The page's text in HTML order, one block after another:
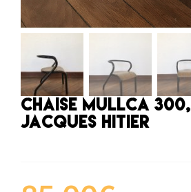
Chaise Mullca
Jacques Hitier